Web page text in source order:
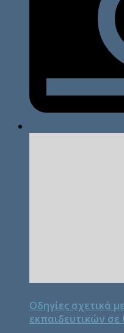
Οδηγίες σχετικά
εκπαιδευτικών σε